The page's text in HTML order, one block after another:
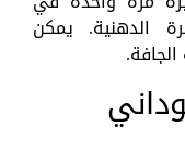
للبشرة الدهنية. يمكن